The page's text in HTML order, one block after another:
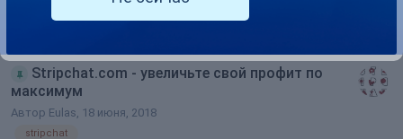
Stripchat.com - увеличьте свой профит по
максимум
Автор Eulas, 18 июня, 2018
stripchat